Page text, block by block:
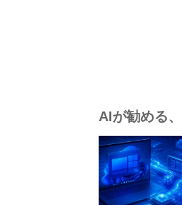
AIが勧める